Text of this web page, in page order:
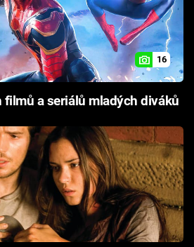
16
a seriálů mladých diváků